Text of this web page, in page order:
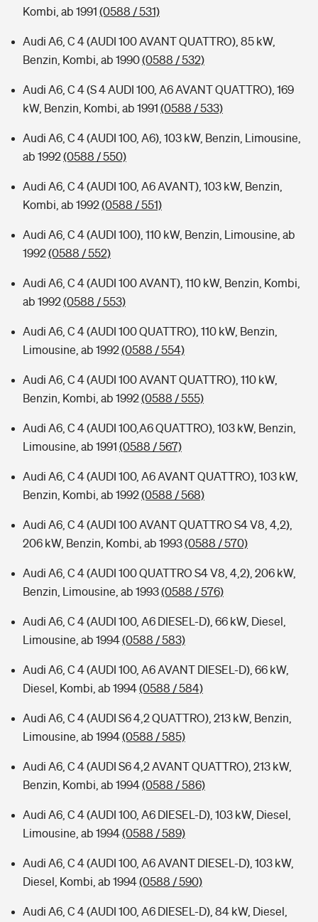
Kombi, ab 1991 (0588 / 531)
Audi A6, C 4 (AUDI 100 AVANT QUATTRO), 85 kW,
Benzin, Kombi, ab 1990(0588 / 532)
Audi A6, C 4 (S 4 AUDI 100, A6 AVANT QUATTRO), 169
kW, Benzin, Kombi, ab 1991 (0588 / 533)
Audi A6, C 4 (AUDI 100, A6), 103 kW, Benzin, Limousine,
ab 1992(0588 / 550)
Audi A6, C 4 (AUDI 100, A6 AVANT), 103 kW, Benzin,
Kombi, ab 1992(0588 / 551)
Audi A6, C 4 (AUDI 100), 110 kW, Benzin, Limousine, ab
1992(0588 / 552)
Audi A6, C 4 (AUDI 100 AVANT), 110 kW, Benzin, Kombi,
ab 1992(0588 / 553)
Audi A6, C 4 (AUDI 100 QUATTRO), 110 kW, Benzin,
Limousine, ab 1992(0588 / 554)
Audi A6, C 4 (AUDI 100 AVANT QUATTRO), 110 kW,
Benzin, Kombi, ab 1992(0588 / 555)
Audi A6, C 4 (AUDI 100,A6 QUATTRO), 103 kW, Benzin,
Limousine, ab 1991 (0588 / 567)
Audi A6, C 4 (AUDI 100, A6 AVANT QUATTRO), 103 kW,
Benzin, Kombi, ab 1992(0588 / 568)
Audi A6, C 4 (AUDI 100 AVANT QUATTRO S4 V8, 4,2),
206 kW, Benzin, Kombi, ab 1993(0588 / 570)
Audi A6, C 4 (AUDI 100 QUATTRO S4 V8, 4,2), 206 kW,
Benzin, Limousine, ab 1993(0588 / 576)
Audi A6, C 4 (AUDI 100, A6 DIESEL-D), 66 kW, Diesel,
Limousine, ab 1994(0588 / 583)
Audi A6, C 4 (AUDI 100, A6 AVANT DIESEL-D), 66 kW,
Diesel, Kombi, ab 1994(0588 / 584)
Audi A6, C 4 (AUDI S6 4,2 QUATTRO), 213 kW, Benzin,
Limousine, ab 1994(0588 / 585)
Audi A6, C 4 (AUDI S6 4,2 AVANT QUATTRO), 213 kW,
Benzin, Kombi, ab 1994(0588 / 586)
Audi A6, C 4 (AUDI 100, A6 DIESEL-D), 103 kW, Diesel,
Limousine, ab 1994(0588 / 589)
Audi A6, C 4 (AUDI 100, A6 AVANT DIESEL-D), 103 kW,
Diesel, Kombi, ab 1994(0588 / 590)
Audi A6, C 4 (AUDI 100, A6 DIESEL-D), 84 kW, Diesel,